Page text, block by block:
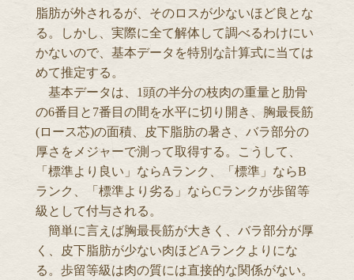
脂肪が外されるが、そのロスが少ないほど良とな
る。しかし、実際に全て解体して調べるわけにい
かないので、基本データを特別な計算式に当ては
めて推定する。
基本データは、1頭の半分の枝肉の重量と肋骨
の6番目と7番目の間を水平に切り開き、胸最長筋
(ロース芯)の面積、皮下脂肪の暑さ、バラ部分の
厚さをメジャーで測って取得する。こうして、
「標準より良い」ならAランク、「標準」ならB
ランク、「標準より劣る」ならCランクが歩留等
級として付与される。
簡単に言えば胸最長筋が大きく、バラ部分が厚
く、皮下脂肪が少ない肉ほどAランクよりにな
る。歩留等級は肉の質には直接的な関係がない。